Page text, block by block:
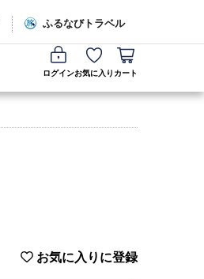
ふるなびトラベル
ログインお気に入り カート
お気に入りに登録